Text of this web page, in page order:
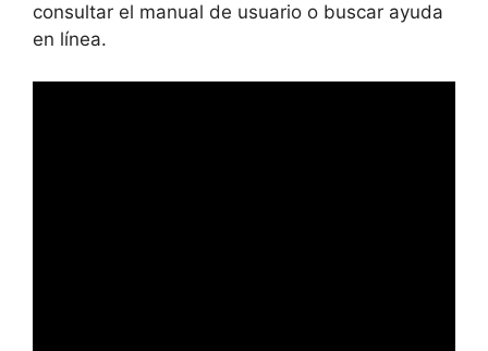
consultar el manual de usuario o buscar ayuda
en línea.